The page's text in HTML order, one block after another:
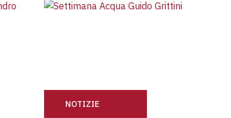
NOTIZIE